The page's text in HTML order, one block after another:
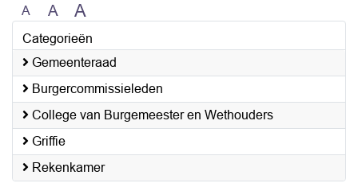
A A A
Categorieën
Gemeenteraad
Burgercommissieleden
College van Burgemeester en Wethouders
Griffie
Rekenkamer